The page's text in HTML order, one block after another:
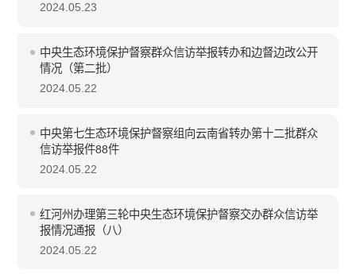
2024.05.23
中央生态环境保护督察群众信访举报转办和边督边改公开
情况（第二批）
2024.05.22
中央第七生态环境保护督察组向云南省转办第十二批群众
信访举报件88件
2024.05.22
红河州办理第三轮中央生态环境保护督察交办群众信访举
报情况通报（八）
2024.05.22